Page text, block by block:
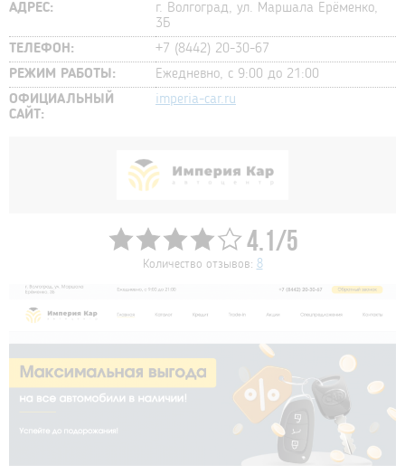
АДРЕС:
г. Волгоград, ул. Маршала Ерёменко,
3Б
ТЕЛЕФОН:
+7 (8442) 20-30-67
РЕЖИМ РАБОТЫ:
Ежедневно, с 9:00 до 21:00
ОФИЦИАЛЬНЫЙ
САЙТ:
imperia-car.ru
4.1/5
Количество отзывов: 8